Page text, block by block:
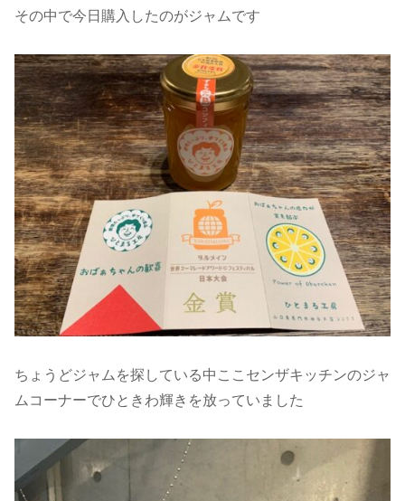
その中で今日購入したのがジャムです
ちょうどジャムを探している中ここセンザキッチンのジャ
ムコーナーでひときわ輝きを放っていました